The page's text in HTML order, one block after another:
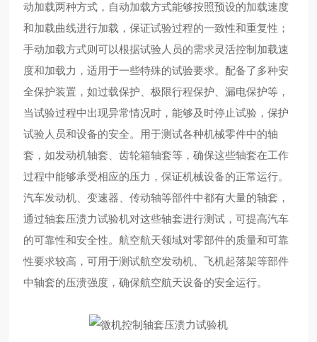
动加载两种方式，自动加载方式能够按照预设的加载速度
和加载曲线进行加载，保证试验过程的一致性和重复性；
手动加载方式则可以根据试验人员的需求灵活控制加载速
度和加载力，适用于一些特殊的试验要求。配备了多种安
全保护装置，如过载保护、极限行程保护、漏电保护等，
当试验过程中出现异常情况时，能够及时停止试验，保护
试验人员和设备的安全。用于测试各种机械零件中的轴
套，如发动机轴套、齿轮箱轴套等，确保这些轴套在工作
过程中能够承受相应的压力，保证机械设备的正常运行。
汽车发动机、变速器、传动轴等部件中都有大量的轴套，
通过轴套压溃力试验机对这些轴套进行测试，可提高汽车
的可靠性和安全性。航空航天领域对零部件的质量和可靠
性要求较高，可用于测试航空发动机、飞机起落架等部件
中轴套的压溃强度，确保航空航天设备的安全运行。